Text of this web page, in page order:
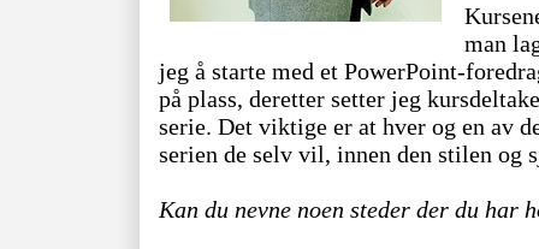
man
jeg å starte med et PowerPoint-
på plass, deretter setter jeg
serie. Det viktige er at hver og en av
serien de selv vil, innen den stilen og
Kan du nevne noen steder der du har